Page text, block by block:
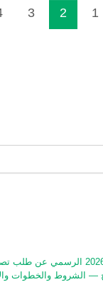
1
2
3
دليل 2026 الرسمي عن
— الشروط والخطوات